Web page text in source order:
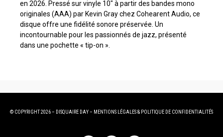
en 2026. Pressé sur vinyle 10″ à partir des bandes mono
originales (AAA) par Kevin Gray chez Cohearent Audio, ce
disque offre une fidélité sonore préservée. Un
incontournable pour les passionnés de jazz, présenté
dans une pochette « tip-on ».
© COPYRIGHT 2026 – DISQUAIRE DAY – MENTIONS LÉGALES& POLITIQUE DE CONFIDENTIALITÉS